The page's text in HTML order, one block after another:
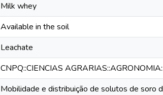
Milk whey
Available in the soil
Leachate
CNPQ::CIENCIAS
Mobilidade e distribuição de solutos de soro